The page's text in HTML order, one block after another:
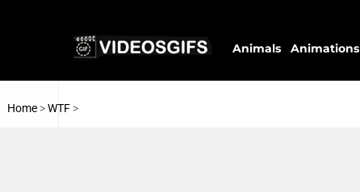
Animals Animations
Home >WTF >